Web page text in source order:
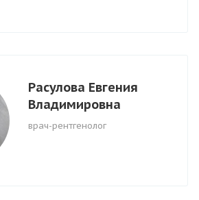
Расулова Евгения
Владимировна
врач-рентгенолог